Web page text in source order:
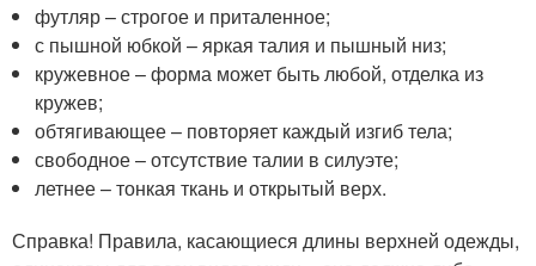
футляр – строгое и приталенное;
с пышной юбкой – яркая талия и пышный низ;
кружевное – форма может быть любой, отделка из
кружев;
обтягивающее – повторяет каждый изгиб тела;
свободное – отсутствие талии в силуэте;
летнее – тонкая ткань и открытый верх.
Справка! Правила, касающиеся длины верхней одежды,